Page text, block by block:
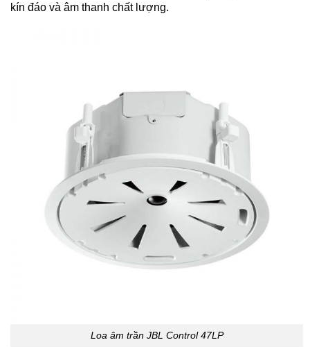
kín đáo và âm thanh chất lượng.
Loa âm trần JBL Control 47LP